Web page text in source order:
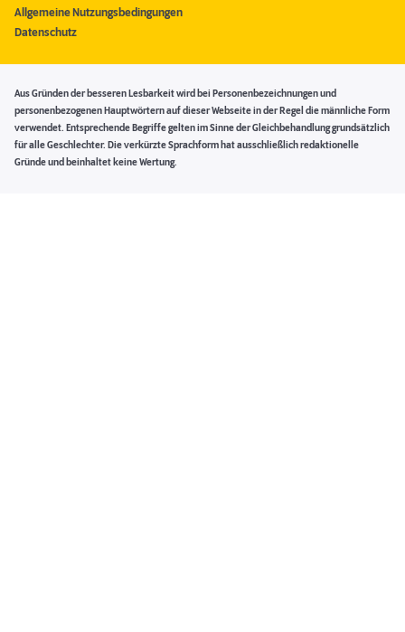
Allgemeine Nutzungsbedingungen
Datenschutz
Aus Gründen der besseren Lesbarkeit wird bei Personenbezeichnungen und
personenbezogenen Hauptwörtern auf dieser Webseite in der Regel die männliche Form
verwendet. Entsprechende Begriffe gelten im Sinne der Gleichbehandlung grundsätzlich
für alle Geschlechter. Die verkürzte Sprachform hat ausschließlich redaktionelle
Gründe und beinhaltet keine Wertung.